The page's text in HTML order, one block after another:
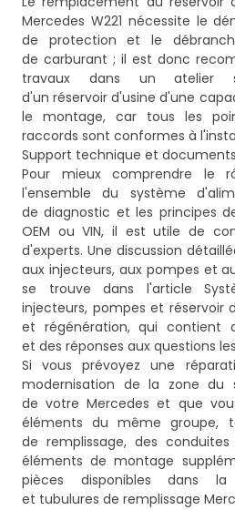
Mercedes W221 nécessite le
de protection et le
de carburant ; il est donc
travaux dans un atelier
d'un réservoir d'usine d'une
le montage, car tous les
raccords sont conformes à
Support technique et
Pour mieux comprendre le
l'ensemble du système
de diagnostic et les principes
OEM ou VIN, il est utile de
d'experts. Une discussion
aux injecteurs, aux pompes et
se trouve dans l'article
injecteurs, pompes et réservoir
et régénération, qui contient
et des réponses aux questions
Si vous prévoyez une
modernisation de la zone du
de votre Mercedes et que
éléments du même groupe,
de remplissage, des
éléments de montage
pièces disponibles dans
et tubulures de remplissage